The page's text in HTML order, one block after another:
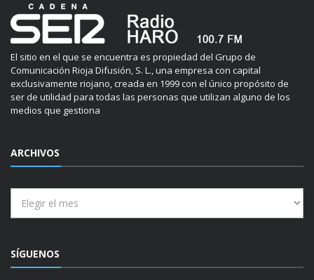
El sitio en el que se encuentra es propiedad del Grupo de
Comunicación Rioja Difusión, S. L., una empresa con capital
exclusivamente riojano, creada en 1999 con el único propósito de
ser de utilidad para todas las personas que utilizan alguno de los
medios que gestiona
ARCHIVOS
SÍGUENOS